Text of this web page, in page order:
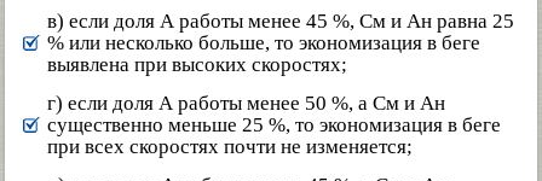
в) если доля А работы менее 45 %, См и Ан равна 25
% или несколько больше, то экономизация в беге
выявлена при высоких скоростях;
г) если доля А работы менее 50 %, а См и Ан
существенно меньше 25 %, то экономизация в беге
при всех скоростях почти не изменяется;